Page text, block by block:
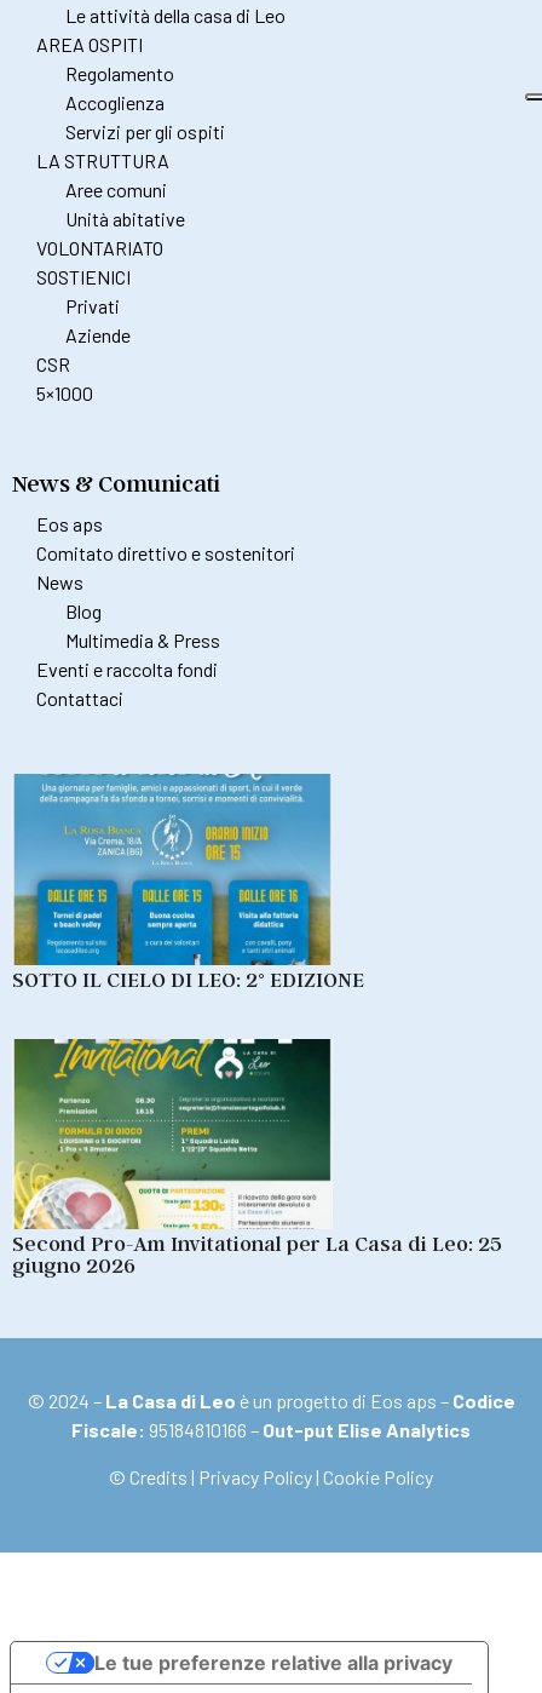
Le attività della casa di Leo
AREA OSPITI
Regolamento
Accoglienza
Servizi per gli ospiti
LA STRUTTURA
Aree comuni
Unità abitative
VOLONTARIATO
SOSTIENICI
Privati
Aziende
CSR
5×1000
News & Comunicati
Eos aps
Comitato direttivo e sostenitori
News
Blog
Multimedia & Press
Eventi e raccolta fondi
Contattaci
SOTTO IL CIELO DI LEO: 2° EDIZIONE
Second Pro-Am Invitational per La Casa di Leo: 25
giugno 2026
© 2024 – La Casa di Leo è un progetto di Eos aps – Codice
Fiscale: 95184810166 – Out-put Elise Analytics
© Credits | Privacy Policy | Cookie Policy
Le tue preferenze relative alla privacy